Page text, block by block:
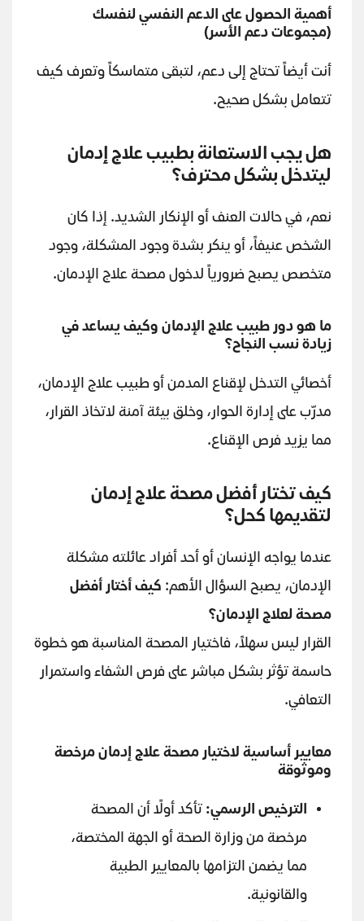
أهمية الحصول على الدعم النفسي لنفسك
(مجموعات دعم الأسر)
أنت أيضاً تحتاج إلى دعم، لتبقى متماسكاً وتعرف كيف
تتعامل بشكل صحيح.
هل يجب الاستعانة بطبيب علاج إدمان
ليتدخل بشكل محترف؟
نعم، في حالات العنف أو الإنكار الشديد. إذا كان
الشخص عنيفاً، أو ينكر بشدة وجود المشكلة، وجود
متخصص يصبح ضرورياً لدخول مصحة علاج الإدمان.
ما هو دور طبيب علاج الإدمان وكيف يساعد في
زيادة نسب النجاح؟
أخصائي التدخل لإقناع المدمن أو طبيب علاج الإدمان،
مدرّب على إدارة الحوار، وخلق بيئة آمنة لاتخاذ القرار،
مما يزيد فرص الإقناع.
كيف تختار أفضل مصحة علاج إدمان
لتقديمها كحل؟
عندما يواجه الإنسان أو أحد أفراد عائلته مشكلة
الإدمان، يصبح السؤال الأهم: كيف أختار أفضل
مصحة لعلاج الإدمان؟
القرار ليس سهلاً، فاختيار المصحة المناسبة هو خطوة
حاسمة تؤثر بشكل مباشر على فرص الشفاء واستمرار
التعافي.
معايير أساسية لاختيار مصحة علاج إدمان مرخصة
وموثوقة
الترخيص الرسمي: تأكد أولًا أن المصحة
مرخصة من وزارة الصحة أو الجهة المختصة،
مما يضمن التزامها بالمعايير الطبية
والقانونية.